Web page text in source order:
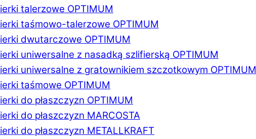
talerzowe OPTIMUM
taśmowo-talerzowe OPTIMUM
dwutarczowe OPTIMUM
uniwersalne z nasadką szlifierską OPTIMUM
uniwersalne z gratownikiem szczotkowym OPTIMUM
taśmowe OPTIMUM
do płaszczyzn OPTIMUM
do płaszczyzn MARCOSTA
do płaszczyzn METALLKRAFT